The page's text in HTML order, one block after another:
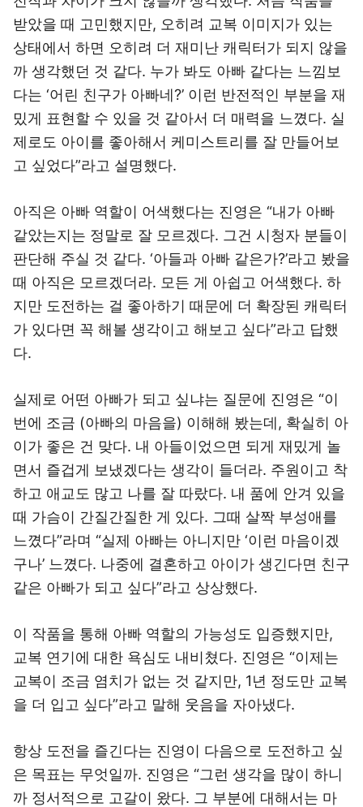
받았을 때 고민했지만, 오히려 교복 이미지가 있는
상태에서 하면 오히려 더 재미난 캐릭터가 되지 않을
까 생각했던 것 같다. 누가 봐도 아빠 같다는 느낌보
다는 ‘어린 친구가 아빠네?’ 이런 반전적인 부분을 재
밌게 표현할 수 있을 것 같아서 더 매력을 느꼈다. 실
제로도 아이를 좋아해서 케미스트리를 잘 만들어보
고 싶었다”라고 설명했다.
아직은 아빠 역할이 어색했다는 진영은 “내가 아빠
같았는지는 정말로 잘 모르겠다. 그건 시청자 분들이
판단해 주실 것 같다. ‘아들과 아빠 같은가?’라고 봤을
때 아직은 모르겠더라. 모든 게 아쉽고 어색했다. 하
지만 도전하는 걸 좋아하기 때문에 더 확장된 캐릭터
가 있다면 꼭 해볼 생각이고 해보고 싶다”라고 답했
다.
실제로 어떤 아빠가 되고 싶냐는 질문에 진영은 “이
번에 조금 (아빠의 마음을) 이해해 봤는데, 확실히 아
이가 좋은 건 맞다. 내 아들이었으면 되게 재밌게 놀
면서 즐겁게 보냈겠다는 생각이 들더라. 주원이고 착
하고 애교도 많고 나를 잘 따랐다. 내 품에 안겨 있을
때 가슴이 간질간질한 게 있다. 그때 살짝 부성애를
느꼈다”라며 “실제 아빠는 아니지만 ‘이런 마음이겠
구나’ 느꼈다. 나중에 결혼하고 아이가 생긴다면 친구
같은 아빠가 되고 싶다”라고 상상했다.
이 작품을 통해 아빠 역할의 가능성도 입증했지만,
교복 연기에 대한 욕심도 내비쳤다. 진영은 “이제는
교복이 조금 염치가 없는 것 같지만, 1년 정도만 교복
을 더 입고 싶다”라고 말해 웃음을 자아냈다.
항상 도전을 즐긴다는 진영이 다음으로 도전하고 싶
은 목표는 무엇일까. 진영은 “그런 생각을 많이 하니
까 정서적으로 고갈이 왔다. 그 부분에 대해서는 마